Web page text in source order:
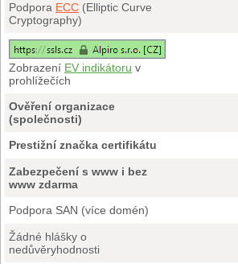
Podpora ECC (Elliptic Curve
Cryptography)
Zobrazení EV indikátoru v
prohlížečích
Ověření organizace
(společnosti)
Prestižní značka certifikátu
Zabezpečení s www i bez
www zdarma
Podpora SAN (více domén)
Žádné hlášky o
nedůvěryhodnosti